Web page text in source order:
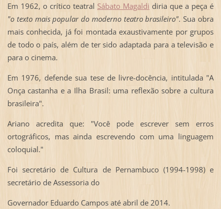
Em 1962, o crítico teatral Sábato Magaldi diria que a peça é
"o texto mais popular do moderno teatro brasileiro". Sua obra
mais conhecida, já foi montada exaustivamente por grupos
de todo o país, além de ter sido adaptada para a televisão e
para o cinema.
Em 1976, defende sua tese de livre-docência, intitulada "A
Onça castanha e a Ilha Brasil: uma reflexão sobre a cultura
brasileira".
Ariano acredita que: "Você pode escrever sem erros
ortográficos, mas ainda escrevendo com uma linguagem
coloquial."
Foi secretário de Cultura de Pernambuco (1994-1998) e
secretário de Assessoria do
Governador Eduardo Campos até abril de 2014.